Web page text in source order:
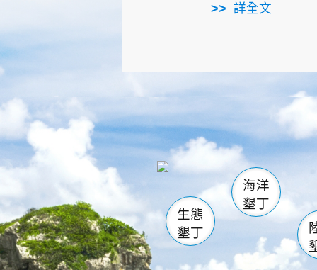
詳全文
龜山 海生館
恆春
龍鑾潭自
瓊麻館
關山
白砂
生態
墾丁
海洋
墾丁